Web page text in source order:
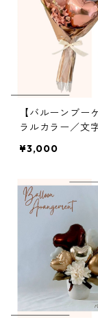
【バルーンブー
ラルカラー／文
¥3,000